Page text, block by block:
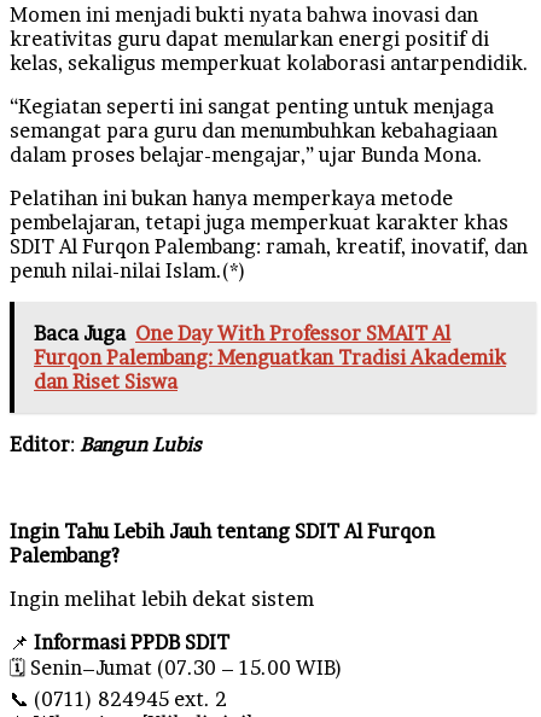
Momen ini menjadi bukti nyata bahwa inovasi dan
kreativitas guru dapat menularkan energi positif di
kelas, sekaligus memperkuat kolaborasi antarpendidik.
“Kegiatan seperti ini sangat penting untuk menjaga
semangat para guru dan menumbuhkan kebahagiaan
dalam proses belajar-mengajar,” ujar Bunda Mona.
Pelatihan ini bukan hanya memperkaya metode
pembelajaran, tetapi juga memperkuat karakter khas
SDIT Al Furqon Palembang: ramah, kreatif, inovatif, dan
penuh nilai-nilai Islam.(*)
Baca Juga One Day With Professor SMAIT Al
Furqon Palembang: Menguatkan Tradisi Akademik
dan Riset Siswa
Editor: Bangun Lubis
Ingin Tahu Lebih Jauh tentang SDIT Al Furqon
Palembang?
Ingin melihat lebih dekat sistem
📌 Informasi PPDB SDIT
🗓 Senin–Jumat (07.30 – 15.00 WIB)
📞 (0711) 824945 ext. 2